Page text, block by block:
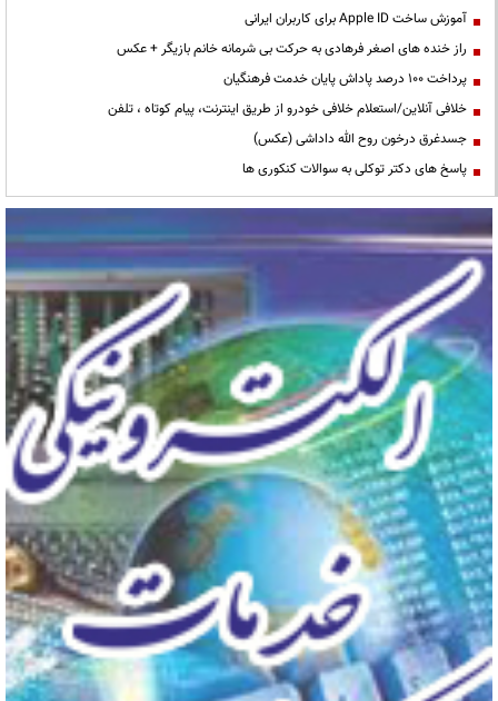
آموزش ساخت Apple ID برای کاربران ایرانی
راز خنده های اصغر فرهادی به حرکت بی شرمانه خانم بازیگر + عکس
پرداخت ۱۰۰ درصد پاداش پایان خدمت فرهنگیان
خلافی آنلاین/استعلام خلافی خودرو از طریق اینترنت، پیام کوتاه ، تلفن
جسدغرق درخون روح الله داداشی (عکس)
پاسخ های دکتر توکلی به سوالات کنکوری ها